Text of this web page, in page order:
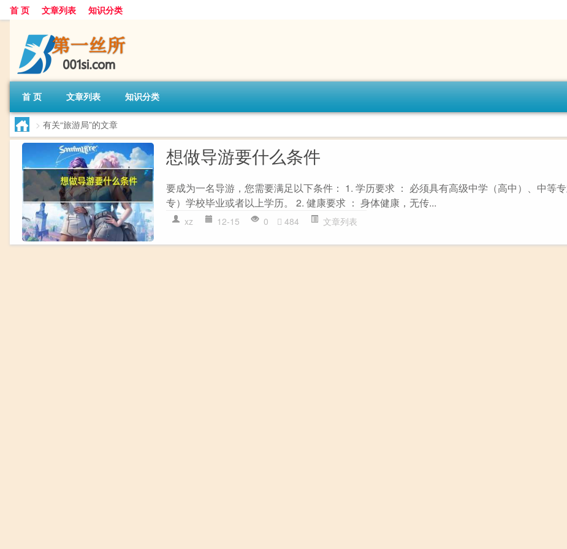
首 页 文章列表 知识分类
首 页 文章列表 知识分类
> 有关“旅游局”的文章
想做导游要什么条件
要成为一名导游，您需要满足以下条件： 1. 学历要求 ： 必须具有高级中学（高中）、中等
专）学校毕业或者以上学历。 2. 健康要求 ： 身体健康，无传...
xz 12-15 0 484 文章列表